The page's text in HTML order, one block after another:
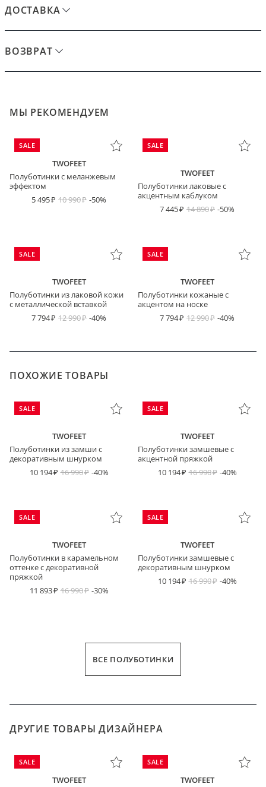
ДОСТАВКА
ВОЗВРАТ
МЫ РЕКОМЕНДУЕМ
SALE
TWOFEET
Полуботинки с меланжевым
эффектом
5 495
10 990 -50%
SALE
TWOFEET
Полуботинки лаковые с
акцентным каблуком
7 445
14 890 -50%
SALE
TWOFEET
Полуботинки из лаковой кожи
с металлической вставкой
7 794
12 990 -40%
SALE
TWOFEET
Полуботинки кожаные с
акцентом на носке
7 794
12 990 -40%
ПОХОЖИЕ ТОВАРЫ
SALE
TWOFEET
Полуботинки из замши с
декоративным шнурком
10 194
16 990 -40%
SALE
TWOFEET
Полуботинки замшевые с
акцентной пряжкой
10 194
16 990 -40%
SALE
TWOFEET
Полуботинки в карамельном
оттенке с декоративной
пряжкой
11 893
16 990 -30%
SALE
TWOFEET
Полуботинки замшевые с
декоративным шнурком
10 194
16 990 -40%
ВСЕ ПОЛУБОТИНКИ
ДРУГИЕ ТОВАРЫ ДИЗАЙНЕРА
SALE
TWOFEET
SALE
TWOFEET